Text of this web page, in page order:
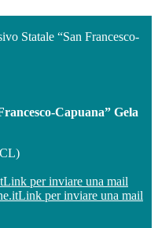
Statale “San Francesco-
Capuana” Gela
Link per inviare una mail
Link per inviare una mail